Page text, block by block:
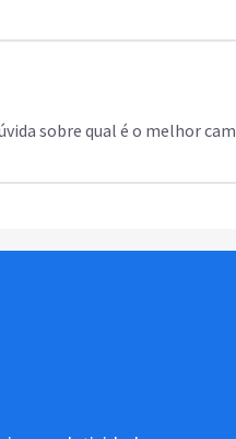
sobre qual é o melhor